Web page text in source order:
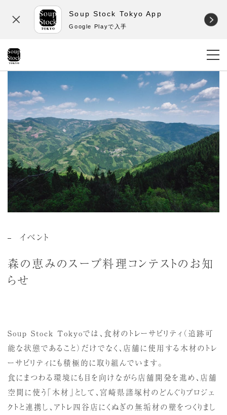
Soup Stock Tokyo App
Google Playで入手
イベント
森の恵みのスープ料理コンテストのお知
らせ
Soup Stock Tokyoでは、食材のトレーサビリティ（追跡可
能な状態であること）だけでなく、店舗に使用する木材のトレ
ーサビリティにも積極的に取り組んでいます。
食にまつわる環境にも目を向けながら店舗開発を進め、店舗
空間に使う「木材」として、宮崎県諸塚村のどんぐりプロジェ
クトと連携し、アトレ四谷店にくぬぎの無垢材の壁をつくりまし